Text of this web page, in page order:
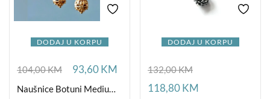
DODAJ U KORPU
104,00KM 93,60KM
Naušnice Botuni Medium Ag Golden
DODAJ U KORPU
132,00KM
118,80KM